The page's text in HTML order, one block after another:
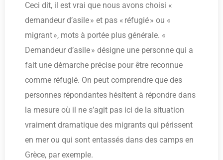
Ceci dit, il est vrai que nous avons choisi «
demandeur d’asile » et pas « réfugié » ou «
migrant », mots à portée plus générale. «
Demandeur d’asile » désigne une personne qui a
fait une démarche précise pour être reconnue
comme réfugié. On peut comprendre que des
personnes répondantes hésitent à répondre dans
la mesure où il ne s’agit pas ici de la situation
vraiment dramatique des migrants qui périssent
en mer ou qui sont entassés dans des camps en
Grèce, par exemple.